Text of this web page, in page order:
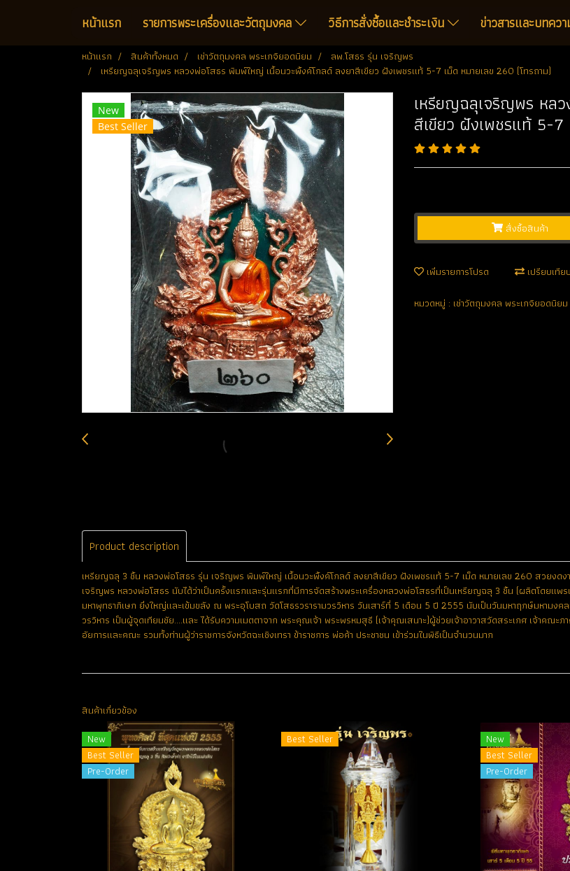
หน้าแรก รายการพระเครื่องและวัตถุมงคล วิธีการสั่งซื้อและชำระเงิน ข่าวสารและบทคว
หน้าแรก สินค้าทั้งหมด เช่าวัตถุมงคล พระเกจิยอดนิยม
ลพ.โสธร รุ่น เจริญพร
เหรียญฉลุเจริญพร หลวงพ่อโสธร พิมพ์ใหญ่ เนื้อนวะพิ้งค์โกลด์ ลงยาสีเขียว ฝังเพชรแท้ 5-7 เม็ด หมายเลข 260 (โทรถาม)
New
Best Seller
เหรียญฉลุเจริญพร หล
สีเขียว ฝังเพชรแท้ 5-
สั่งซื้อสินค้า
เพิ่มรายการโปรด เปรียบเทียบ
หมวดหมู่ : เช่าวัตถุมงคล พระเกจิยอดนิยม
Product description
เหรียญฉลุ 3 ชิ้น หลวงพ่อโสธร รุ่น เจริญพร พิมพ์ใหญ่ เนื้อนวะพิ้งค์โกลด์ ลงยาสีเขียว ฝังเพชรแท้ 5-7 เม็ด หมายเลข 260 สวยง
เจริญพร หลวงพ่อโสธร นับได้ว่าเป็นครั้งแรกและรุ่นแรกที่มีการจัดสร้างพระเครื่องหลวงพ่อโสธรที่เป็นเหรียญฉลุ 3 ชิ้น (ผลิตโดยแพ
มหาพุทธาภิเษก ยิ่งใหญ่และเข้มขลัง ณ พระอุโบสถ วัดโสธรวรารามวรวิหาร วันเสาร์ที่ 5 เดือน 5 ปี 2555 นับเป็นวันมหาฤกษ์มหามงค
วรวิหาร เป็นผู้จุดเทียนชัย....และ ได้รับความเมตตาจาก พระคุณเจ้า พระพรหมสุธี (เจ้าคุณเสนาะ)ผู้ช่วยเจ้าอาวาสวัดสระเกศ เจ้าคณะ
อัยการและคณะ รวมทั้งท่านผู้ว่าราชการจังหวัดฉะเชิงเทรา ข้าราชการ พ่อค้า ประชาชน เข้าร่วมในพิธีเป็นจำนวนมาก
สินค้าเกี่ยวข้อง
New
Best Seller
Pre-Order
Best Seller
New
Best Seller
Pre-Order